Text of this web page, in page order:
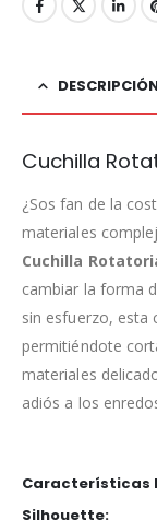
Cuchilla
¿Sos fan de la
materiales
Cuchilla
cambiar la forma
sin esfuerzo, esta
permitiéndote
materiales
adiós a los
Características
Silhouette: